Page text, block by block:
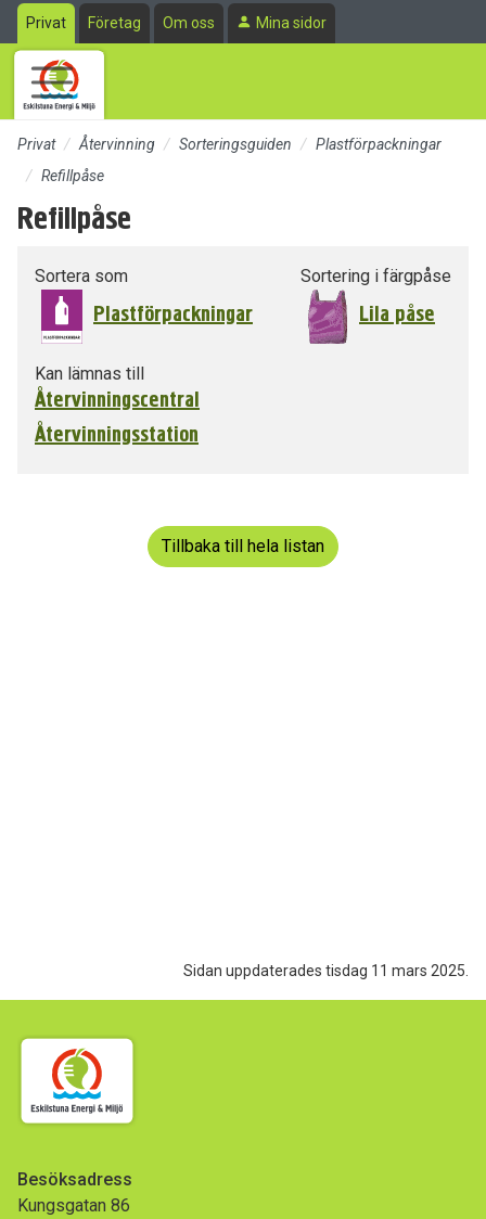
Till sidans huvudinnehåll
Privat Företag Om oss Mina sidor
Privat Återvinning Sorteringsguiden
Plastförpackningar
Refillpåse
Refillpåse
Sortera som
Plastförpackningar
Sortering i färgpåse
Lila påse
Kan lämnas till
Återvinningscentral
Återvinningsstation
Tillbaka till hela listan
Sidan uppdaterades tisdag 11 mars 2025.
Besöksadress
Kungsgatan 86